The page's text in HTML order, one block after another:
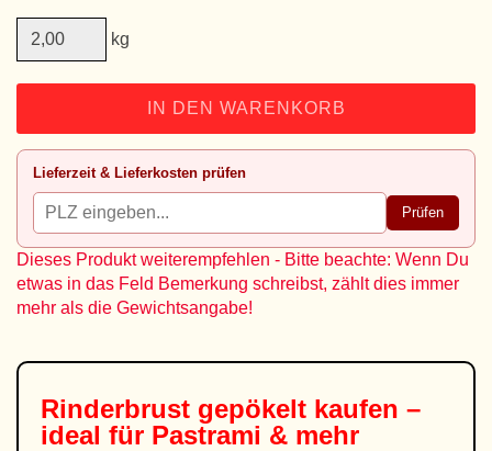
kg
IN DEN WARENKORB
Lieferzeit & Lieferkosten prüfen
Prüfen
Dieses Produkt weiterempfehlen - Bitte beachte: Wenn Du
etwas in das Feld Bemerkung schreibst, zählt dies immer
mehr als die Gewichtsangabe!
Rinderbrust gepökelt kaufen –
ideal für Pastrami & mehr